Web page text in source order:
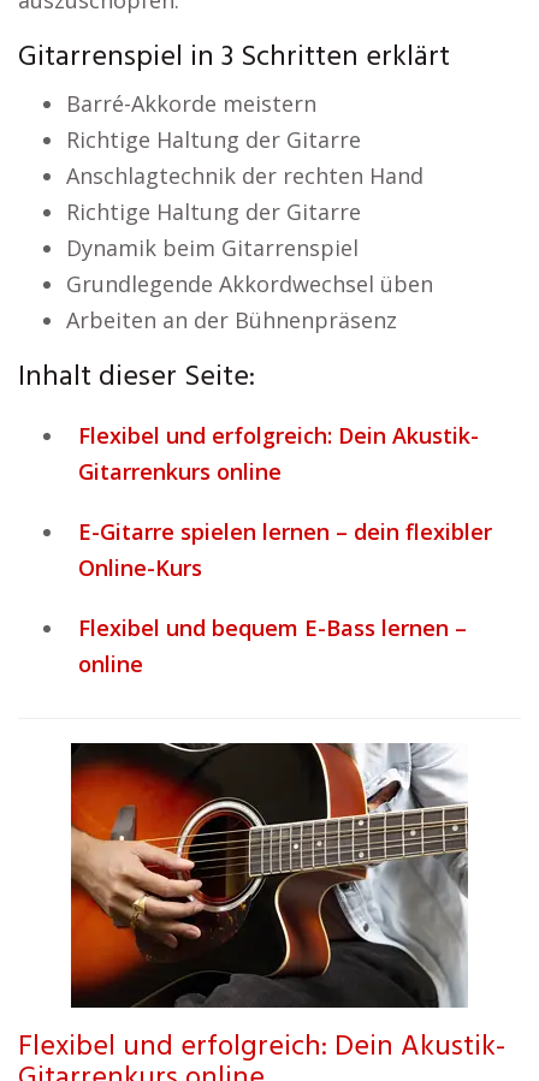
Gitarrenspiel in 3 Schritten erklärt
Barré-Akkorde meistern
Richtige Haltung der Gitarre
Anschlagtechnik der rechten Hand
Richtige Haltung der Gitarre
Dynamik beim Gitarrenspiel
Grundlegende Akkordwechsel üben
Arbeiten an der Bühnenpräsenz
Inhalt dieser Seite:
Flexibel und erfolgreich: Dein Akustik-
Gitarrenkurs online
E-Gitarre spielen lernen – dein flexibler
Online-Kurs
Flexibel und bequem E-Bass lernen –
online
Flexibel und erfolgreich: Dein Akustik-